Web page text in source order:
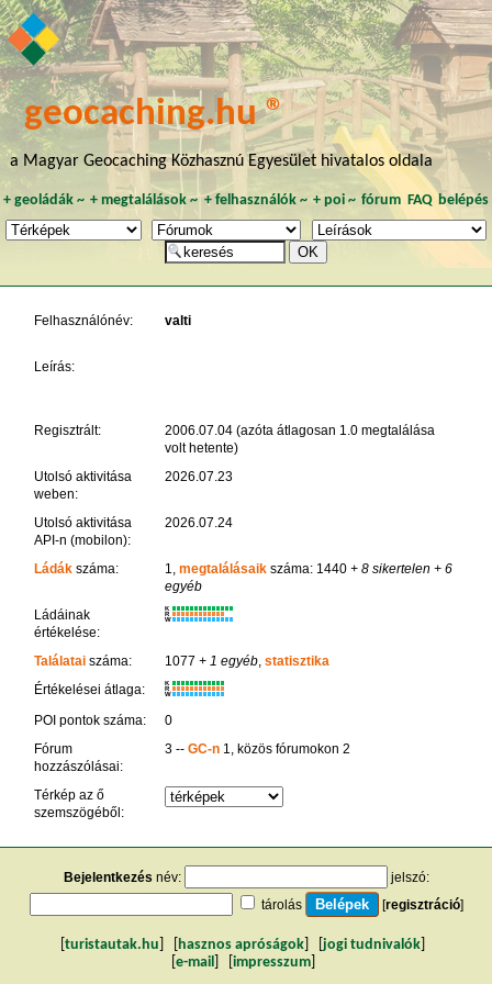
geocaching.hu ®
a Magyar Geocaching Közhasznú Egyesület hivatalos oldala
+ geoládák~ +megtalálások~ + felhasználók~ + poi~ fórum FAQ belépés
Felhasználónév: valti
Leírás:
Regisztrált:
2006.07.04 (azóta átlagosan 1.0 megtalálása
volt hetente)
Utolsó aktivitása
weben:
2026.07.23
Utolsó aktivitása
API-n (mobilon):
2026.07.24
Ládákszáma: 1, megtalálásaikszáma: 1440+ 8 sikertelen + 6
egyéb
Ládáinak
értékelése:
K
R
W
Találataiszáma: 1077 + 1 egyéb, statisztika
Értékelései átlaga:
K
R
W
POI pontok száma:
0
Fórum
hozzászólásai:
3 -- GC-n1, közös fórumokon 2
Térkép az ő
szemszögéből:
Bejelentkezés név:
jelszó:
tárolás
[regisztráció]
turistautak.hu hasznos apróságok jogi tudnivalók
e-mail impresszum]